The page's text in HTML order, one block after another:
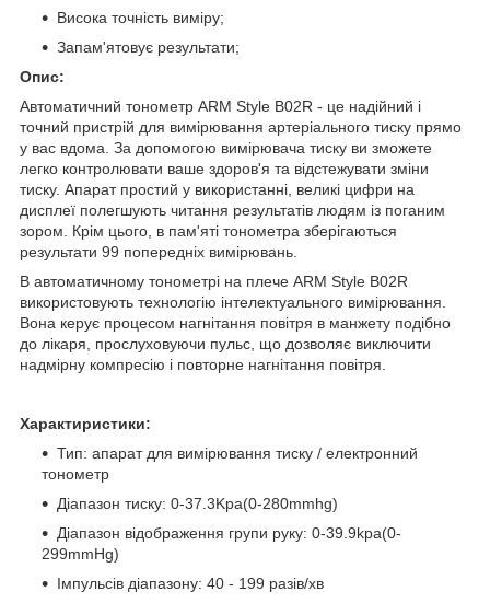
Висока точність виміру;
Запам'ятовує результати;
Опис:
Автоматичний тонометр ARM Style B02R - це надійний і
точний пристрій для вимірювання артеріального тиску прямо
у вас вдома. За допомогою вимірювача тиску ви зможете
легко контролювати ваше здоров'я та відстежувати зміни
тиску. Апарат простий у використанні, великі цифри на
дисплеї полегшують читання результатів людям із поганим
зором. Крім цього, в пам'яті тонометра зберігаються
результати 99 попередніх вимірювань.
В автоматичному тонометрі на плече ARM Style B02R
використовують технологію інтелектуального вимірювання.
Вона керує процесом нагнітання повітря в манжету подібно
до лікаря, прослуховуючи пульс, що дозволяє виключити
надмірну компресію і повторне нагнітання повітря.
Характиристики:
Тип: апарат для вимірювання тиску / електронний
тонометр
Діапазон тиску: 0-37.3Kpa(0-280mmhg)
Діапазон відображення групи руку: 0-39.9kpa(0-
299mmHg)
Імпульсів діапазону: 40 - 199 разів/хв